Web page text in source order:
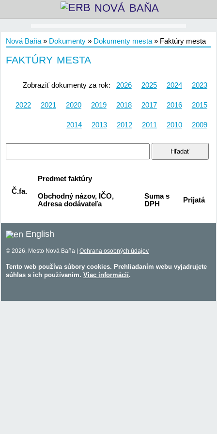
NOVÁ BAŇA
Nová Baňa » Dokumenty » Dokumenty mesta » Faktúry mesta
FAKTÚRY MESTA
Zobraziť dokumenty za rok: 2026 2025 2024 2023
2022 2021 2020 2019 2018 2017 2016 2015
2014 2013 2012 2011 2010 2009
Hľadať
Č.fa.
Predmet faktúry
Obchodný názov, IČO,
Adresa dodávateľa
Suma s
DPH
Prijatá
English
© 2026, Mesto Nová Baňa |Ochrana osobných údajov
Tento web používa súbory cookies. Prehliadaním webu vyjadrujete
súhlas s ich používaním.Viac informácií.